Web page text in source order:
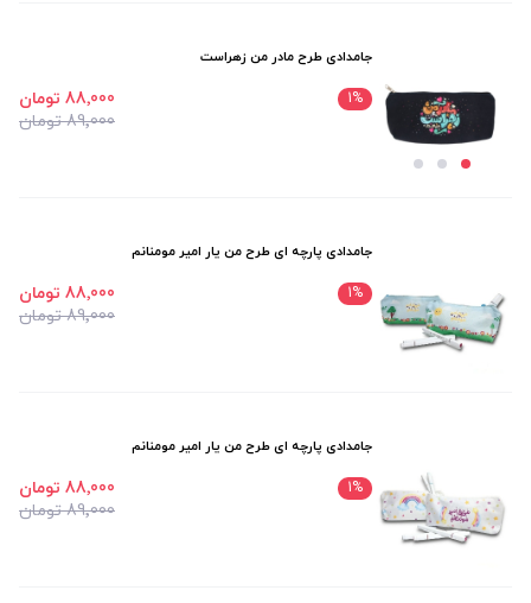
جامدادی طرح مادر من زهراست
1%
89٬000 تومان
88٬000 تومان
جامدادی پارچه ای طرح من یار امیر مومنانم
1%
89٬000 تومان
88٬000 تومان
جامدادی پارچه ای طرح من یار امیر مومنانم
1%
89٬000 تومان
88٬000 تومان